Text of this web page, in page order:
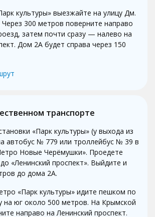
культуры» выезжайте на улицу Дм.
300 метров поверните направо
затем почти сразу — налево на
Дом 2А будет справа через 150
транспорте
«Парк культуры» (у выхода из
автобус № 779 или троллейбус № 39 в
Новые Черёмушки». Проедете
«Ленинский проспект». Выйдите и
до дома 2А.
«Парк культуры» идите пешком по
на юг около 500 метров. На Крымской
направо на Ленинский проспект.